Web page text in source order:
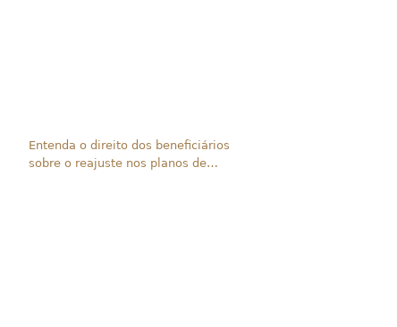
Entenda o direito dos beneficiários
sobre o reajuste nos planos de